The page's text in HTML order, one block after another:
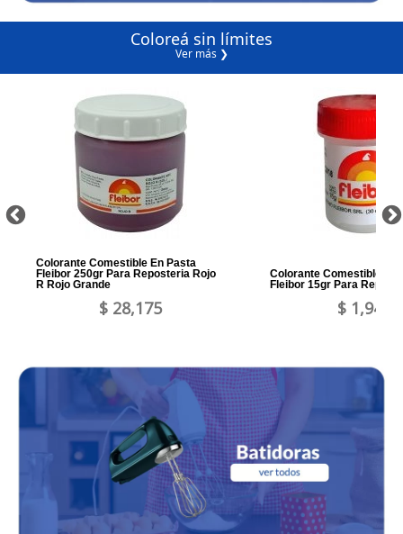
Coloreá sin límites
Ver más ❯
Colorante Comestible En Pasta
Fleibor 250gr Para Reposteria Rojo
R Rojo Grande
$ 28,175
Colorante Comestible En
Fleibor 15gr Para
$ 1,946